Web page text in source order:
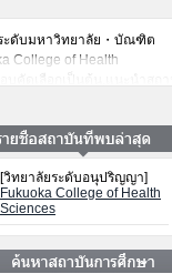
ระดับมหาวิทยาลัย・บัณฑิต
College of Health
คัดเลือกเป็นต้น,แนะนำสถาน
[วิทยาลัยระดับอนุปริญญา]
Fukuoka College of Health
Sciences